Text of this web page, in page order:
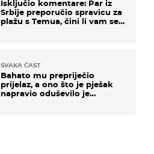
Isključio komentare: Par iz
Srbije preporučio spravicu za
plažu s Temua, čini li vam se
SVAKA ČAST
Bahato mu prepriječio
prijelaz, a ono što je pješak
napravio oduševilo je